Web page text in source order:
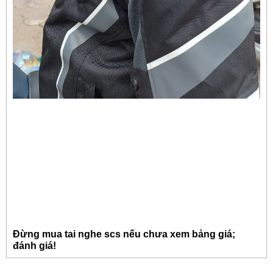
Đừng mua tai nghe scs nếu chưa xem bảng giá;
đánh giá!